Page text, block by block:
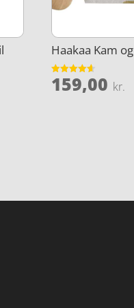
Haakaa Kam
Vurderet
159,00 kr.